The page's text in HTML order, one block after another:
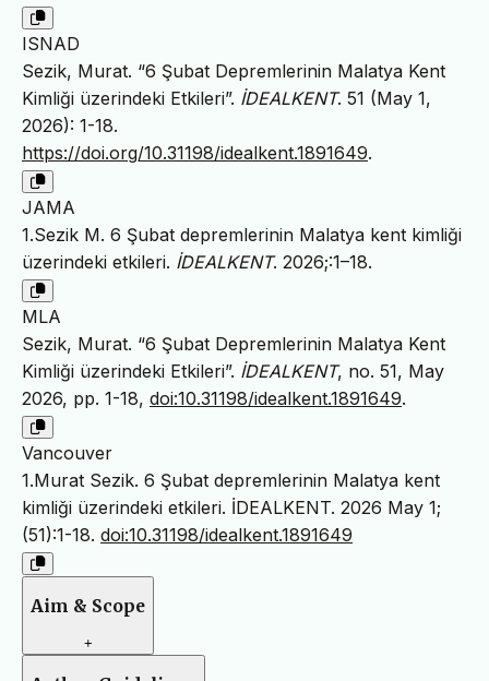
ISNAD
Sezik, Murat. “6 Şubat Depremlerinin Malatya Kent
Kimliği üzerindeki Etkileri”. İDEALKENT. 51 (May 1,
2026): 1-18.
https://doi.org/10.31198/idealkent.1891649.
JAMA
1.Sezik M. 6 Şubat depremlerinin Malatya kent kimliği
üzerindeki etkileri. İDEALKENT. 2026;:1–18.
MLA
Sezik, Murat. “6 Şubat Depremlerinin Malatya Kent
Kimliği üzerindeki Etkileri”. İDEALKENT, no. 51, May
2026, pp. 1-18, doi:10.31198/idealkent.1891649.
Vancouver
1.Murat Sezik. 6 Şubat depremlerinin Malatya kent
kimliği üzerindeki etkileri. İDEALKENT. 2026 May 1;
(51):1-18. doi:10.31198/idealkent.1891649
Aim & Scope
+